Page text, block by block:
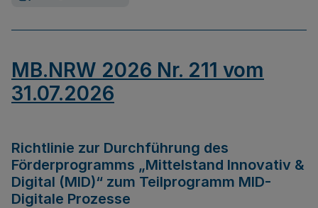
MB.NRW 2026 Nr. 211 vom
31.07.2026
Richtlinie zur Durchführung des
Förderprogramms „Mittelstand Innovativ &
Digital (MID)“ zum Teilprogramm MID-
Digitale Prozesse